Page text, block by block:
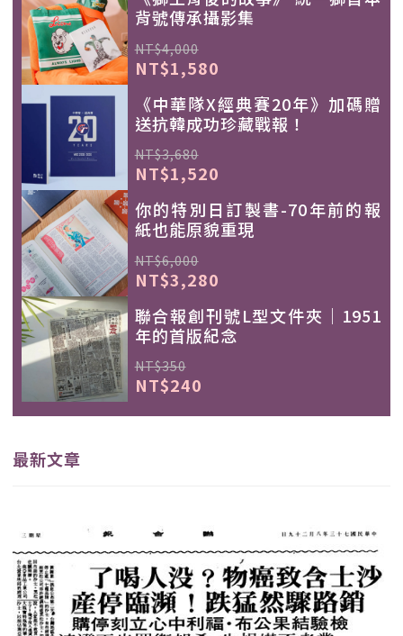
背號傳承攝影集
NT$4,000
NT$1,580
《中華隊X經典賽20年》加碼贈
送抗韓成功珍藏戰報！
NT$3,680
NT$1,520
你的特別日訂製書-70年前的報
紙也能原貌重現
NT$6,000
NT$3,280
聯合報創刊號L型文件夾｜1951
年的首版紀念
NT$350
NT$240
最新文章